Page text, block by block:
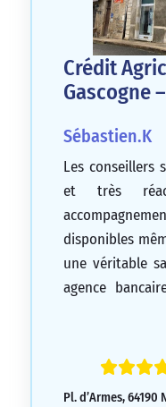
Crédit
Gascogne
Sébastien.K
Les conseillers
et très
disponibles
une véritable
agence
Pl. d’Armes, 64190